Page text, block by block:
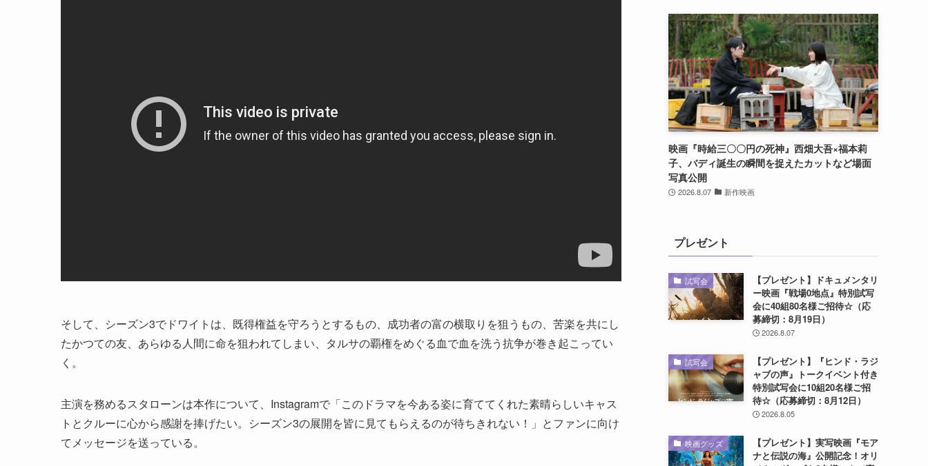
そして、シーズン3でドワイトは、既得権益を守ろうとするもの、成功者の富の横取りを狙うもの、苦楽を共にし
たかつての友、あらゆる人間に命を狙われてしまい、タルサの覇権をめぐる血で血を洗う抗争が巻き起こってい
く。
主演を務めるスタローンは本作について、Instagramで「このドラマを今ある姿に育ててくれた素晴らしいキャス
トとクルーに心から感謝を捧げたい。シーズン3の展開を皆に見てもらえるのが待ちきれない！」とファンに向け
てメッセージを送っている。
映画『時給三〇〇円の死神』西畑大吾×福本莉
子、バディ誕生の瞬間を捉えたカットなど場面
写真公開
2026.8.07 新作映画
プレゼント
試写会
【プレゼント】ドキュメンタリ
ー映画『戦場0地点』特別試写
会に40組80名様ご招待☆（応
募締切：8月19日）
2026.8.07
試写会
【プレゼント】『ヒンド・ラジ
ャブの声』トークイベント付き
特別試写会に10組20名様ご招
待☆（応募締切：8月12日）
2026.8.05
映画グッズ
【プレゼント】実写映画『モア
ナと伝説の海』公開記念！オリ